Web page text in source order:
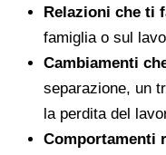
Relazioni che ti
famiglia o sul
Cambiamenti
separazione, un
la perdita del
Comportamenti